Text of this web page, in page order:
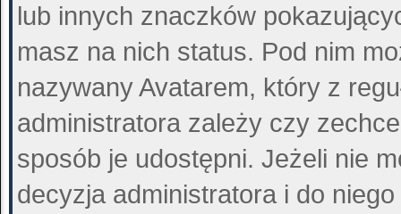
lub innych znaczków
masz na nich status. Pod nim
nazywany Avatarem, który z
administratora zależy czy
sposób je udostępni. Jeżeli nie
decyzja administratora i do